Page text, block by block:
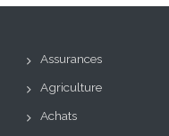
Assurances
Agriculture
Achats